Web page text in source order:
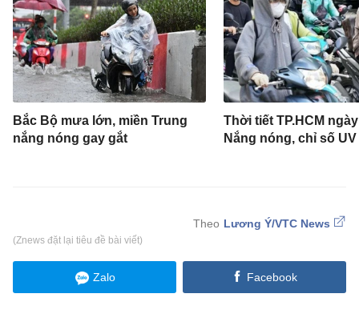
Bắc Bộ mưa lớn, miền Trung
nắng nóng gay gắt
Thời tiết TP.HCM
Nắng nóng, chỉ số
Lương Ý/VTC News
(Znews đặt lại tiêu đề bài viết)
Zalo Facebook